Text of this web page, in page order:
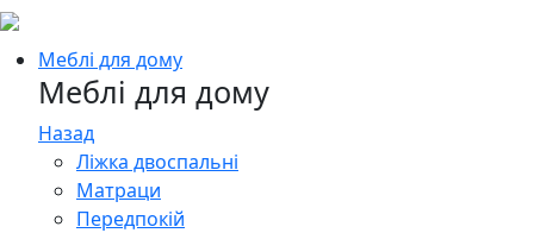
Меблі для дому
Меблі для дому
Назад
Ліжка двоспальні
Матраци
Передпокій